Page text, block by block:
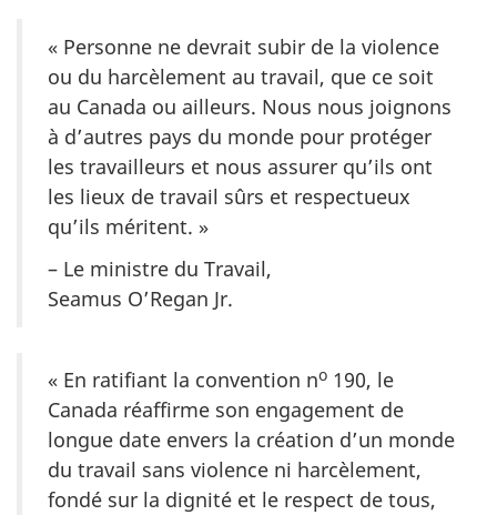
« Personne ne devrait subir de la violence
ou du harcèlement au travail, que ce soit
au Canada ou ailleurs. Nous nous joignons
à d’autres pays du monde pour protéger
les travailleurs et nous assurer qu’ils ont
les lieux de travail sûrs et respectueux
qu’ils méritent. »
– Le ministre du Travail,
Seamus O’Regan Jr.
« En ratifiant la convention no 190, le
Canada réaffirme son engagement de
longue date envers la création d’un monde
du travail sans violence ni harcèlement,
fondé sur la dignité et le respect de tous,